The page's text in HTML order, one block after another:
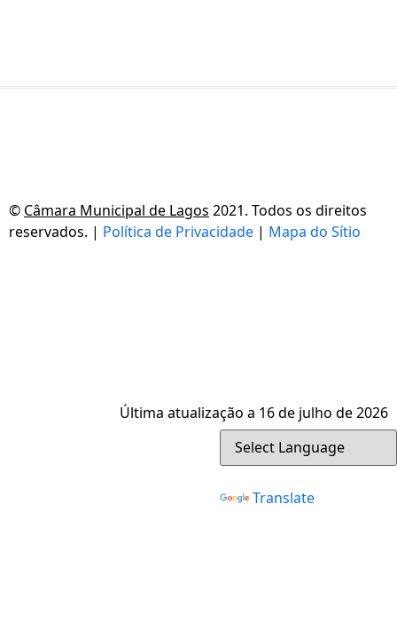
© Câmara Municipal de Lagos 2021. Todos os direitos
reservados. | Política de Privacidade | Mapa do Sítio
Última atualização a 16 de julho de 2026
Translate